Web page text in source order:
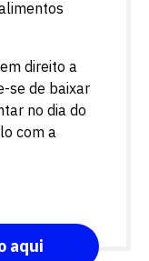
direito a
se de baixar
no dia do
com a
aqui